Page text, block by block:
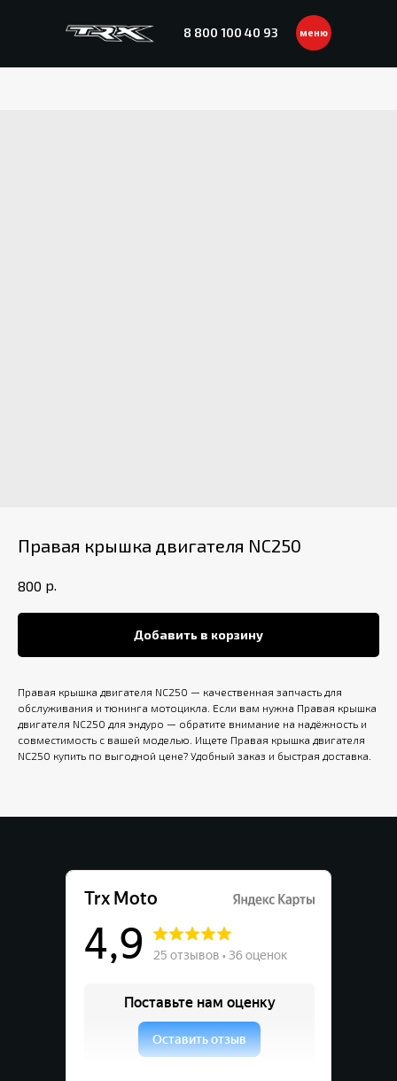
8 800 100 40 93 меню
Правая крышка двигателя NC250
800 р.
Добавить в корзину
Правая крышка двигателя NC250 — качественная запчасть для
обслуживания и тюнинга мотоцикла. Если вам нужна Правая крышка
двигателя NC250 для эндуро — обратите внимание на надёжность и
совместимость с вашей моделью. Ищете Правая крышка двигателя
NC250 купить по выгодной цене? Удобный заказ и быстрая доставка.